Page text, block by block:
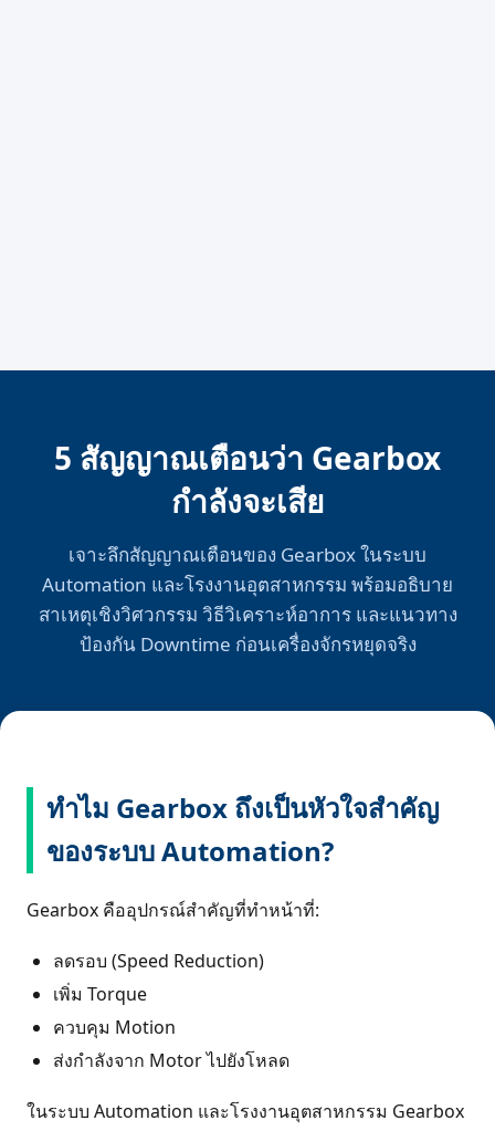
5 สัญญาณเตือนว่า Gearbox
กำลังจะเสีย
เจาะลึกสัญญาณเตือนของ Gearbox ในระบบ
Automation และโรงงานอุตสาหกรรม พร้อมอธิบาย
สาเหตุเชิงวิศวกรรม วิธีวิเคราะห์อาการ และแนวทาง
ป้องกัน Downtime ก่อนเครื่องจักรหยุดจริง
ทำไม Gearbox ถึงเป็นหัวใจสำคัญ
ของระบบ Automation?
Gearbox คืออุปกรณ์สำคัญที่ทำหน้าที่:
ลดรอบ (Speed Reduction)
เพิ่ม Torque
ควบคุม Motion
ส่งกำลังจาก Motor ไปยังโหลด
ในระบบ Automation และโรงงานอุตสาหกรรม Gearbox